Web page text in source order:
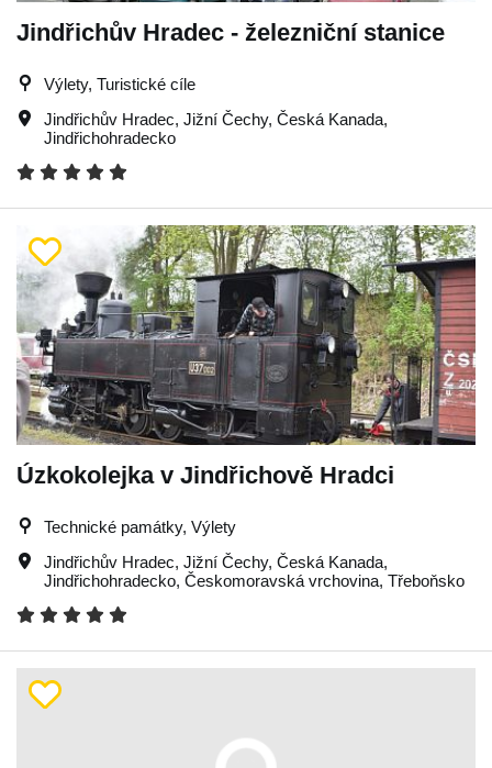
Jindřichův Hradec - železniční stanice
Výlety, Turistické cíle
Jindřichův Hradec, Jižní Čechy, Česká Kanada,
Jindřichohradecko
Úzkokolejka v Jindřichově Hradci
Technické památky, Výlety
Jindřichův Hradec, Jižní Čechy, Česká Kanada,
Jindřichohradecko, Českomoravská vrchovina, Třeboňsko